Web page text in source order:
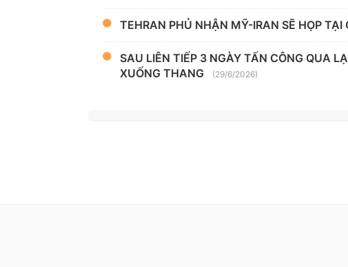
TEHRAN PHỦ NHẬN MỸ-IRAN SẼ HỌP
SAU LIÊN TIẾP 3 NGÀY TẤN CÔNG QUA
XUỐNG THANG
(29/6/2026)